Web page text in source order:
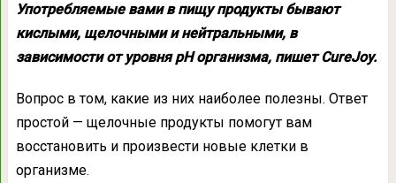
Употребляемые вами в пищу продукты бывают
кислыми, щелочными и нейтральными, в
зависимости от уровня pH организма, пишет CureJoy.
Вопрос в том, какие из них наиболее полезны. Ответ
простой — щелочные продукты помогут вам
восстановить и произвести новые клетки в
организме.